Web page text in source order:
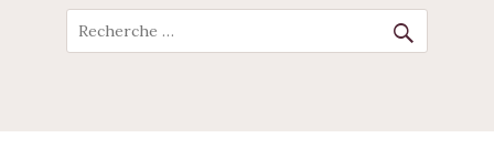
Recherche